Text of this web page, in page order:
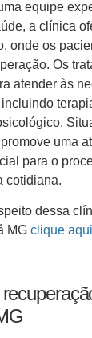
equipe
a clínica
onde os
Os
atender às
uma
para o
cotidiana.
dessa
MG clique aqui